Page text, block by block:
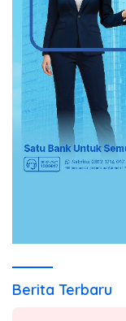
Berita Terbaru